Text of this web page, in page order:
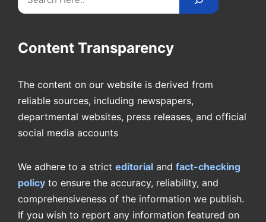
Content Transparency
The content on our website is derived from
reliable sources, including newspapers,
departmental websites, press releases, and official
social media accounts
We adhere to a strict editorial and fact-checking
policy to ensure the accuracy, reliability, and
comprehensiveness of the information we publish.
If you wish to report any information featured on